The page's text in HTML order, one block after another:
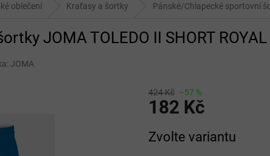
oblečení Kraťasy a šortky Pánské/Chlapecké sportovní
JOMA TOLEDO II SHORT ROYAL
JOMA
424 Kč –57 %
182 Kč
cena:
Zvolte variantu